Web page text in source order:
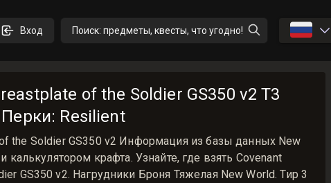
Вход Поиск: предметы, квесты, что угодно! 🇷🇺
of the Soldier GS350 v2 T3
Resilient
the Soldier GS350 v2 Информация из базы данных New
крафта. Узнайте, где взять Covenant
GS350 v2. Нагрудники Броня Тяжелая New World. Тир 3